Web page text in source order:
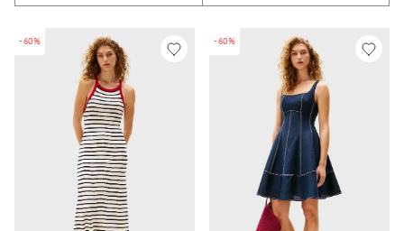
-60% -60%